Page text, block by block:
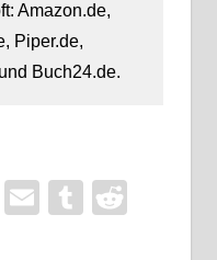
Amazon.de,
Piper.de,
Buch24.de.
WhatsApp
EmailTumblr